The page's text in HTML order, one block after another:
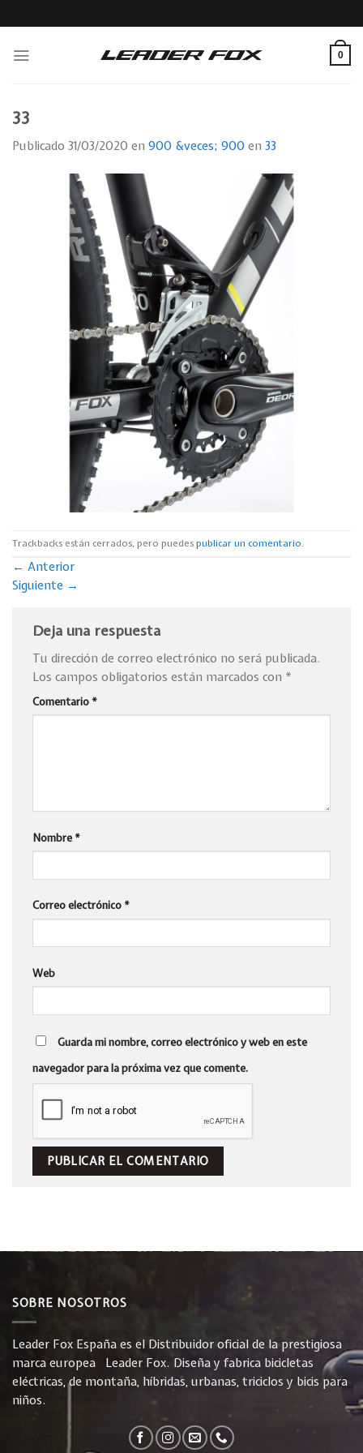
to
0
33
Publicado 31/03/2020 en 900 &veces; 900 en 33
Trackbacks están cerrados, pero puedespublicar un comentario.
← Anterior
Siguiente →
Deja una respuesta
Tu dirección de correo electrónico no será publicada.
Los campos obligatorios están marcados con *
Comentario *
Nombre *
Correo electrónico *
Web
Guarda mi nombre, correo electrónico y web en este
navegador para la próxima vez que comente.
SOBRE NOSOTROS
Leader Fox España es el Distribuidor oficial de la prestigiosa
marca europea Leader Fox. Diseña y fabrica bicicletas
eléctricas, de montaña, híbridas, urbanas, triciclos y bicis para
niños.